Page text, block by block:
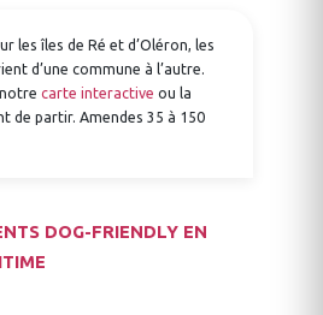
les îles de Ré et d’Oléron, les
d’une commune à l’autre.
carte interactive ou la
de partir. Amendes 35 à 150
DOG-FRIENDLY EN